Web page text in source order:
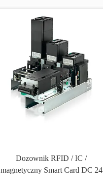
Dozownik RFID / IC /
magnetyczny Smart Card DC 24